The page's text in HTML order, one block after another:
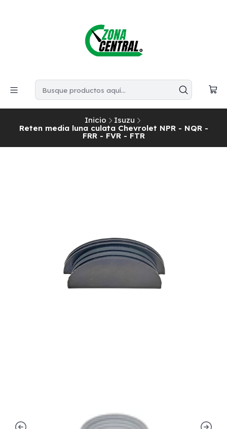
Inicio
Isuzu
Reten media luna culata Chevrolet NPR - NQR -
FRR - FVR - FTR